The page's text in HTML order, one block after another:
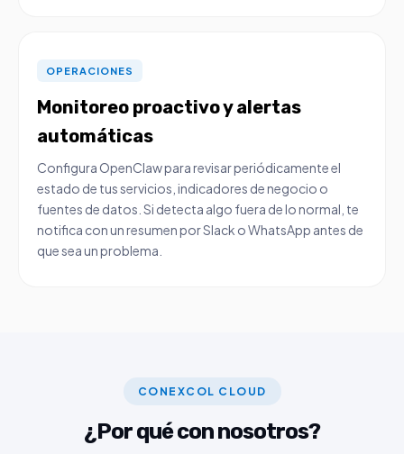
OPERACIONES
Monitoreo proactivo y alertas
automáticas
Configura OpenClaw para revisar periódicamente el
estado de tus servicios, indicadores de negocio o
fuentes de datos. Si detecta algo fuera de lo normal, te
notifica con un resumen por Slack o WhatsApp antes de
que sea un problema.
CONEXCOL CLOUD
¿Por qué con nosotros?